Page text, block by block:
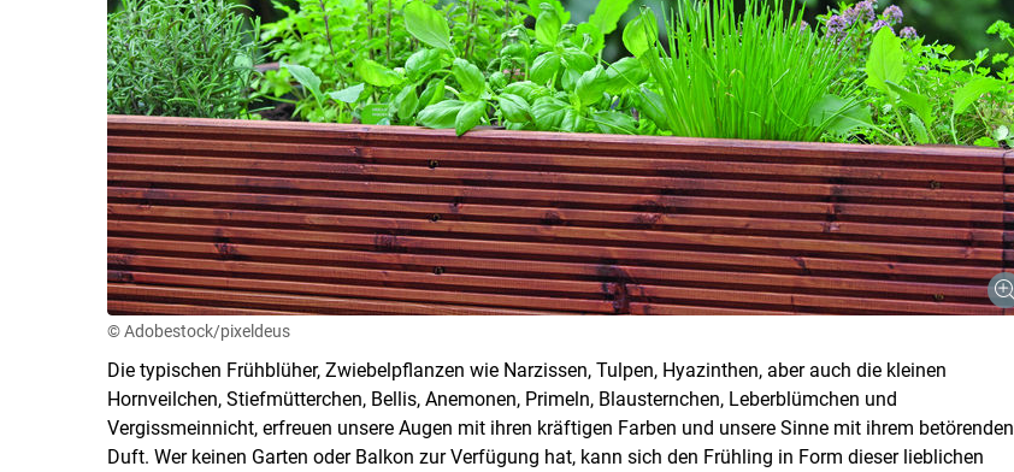
© Adobestock/pixeldeus
Die typischen Frühblüher, Zwiebelpflanzen wie Narzissen, Tulpen, Hyazinthen, aber auch die kleinen
Hornveilchen, Stiefmütterchen, Bellis, Anemonen, Primeln, Blausternchen, Leberblümchen und
Vergissmeinnicht, erfreuen unsere Augen mit ihren kräftigen Farben und unsere Sinne mit ihrem betörenden
Duft. Wer keinen Garten oder Balkon zur Verfügung hat, kann sich den Frühling in Form dieser lieblichen